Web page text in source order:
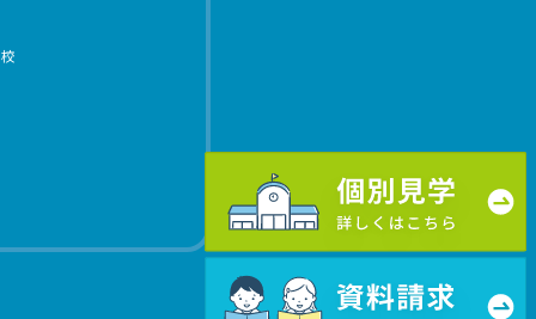
個別見学 詳しくはこちら